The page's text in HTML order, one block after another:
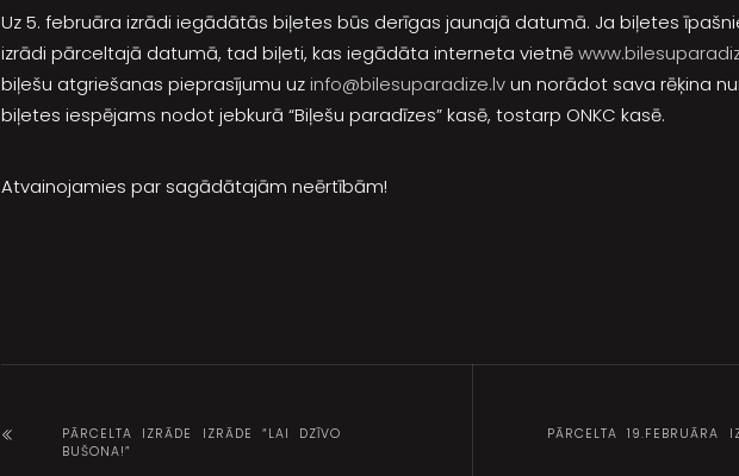
Uz 5. februāra izrādi iegādātās biļetes būs derīgas jaunajā datumā. Ja biļetes
izrādi pārceltajā datumā, tad biļeti, kas iegādāta interneta vietnē
biļešu atgriešanas pieprasījumu uz info@bilesuparadize.lvun norādot sava rēķina
biļetes iespējams nodot jebkurā “Biļešu paradīzes” kasē, tostarp ONKC kasē.
Atvainojamies par sagādātajām neērtībām!
PĀRCELTA IZRĀDE IZRĀDE “LAI DZĪVO
BUŠONA!”
PĀRCELTA 19.FEBRUĀRA